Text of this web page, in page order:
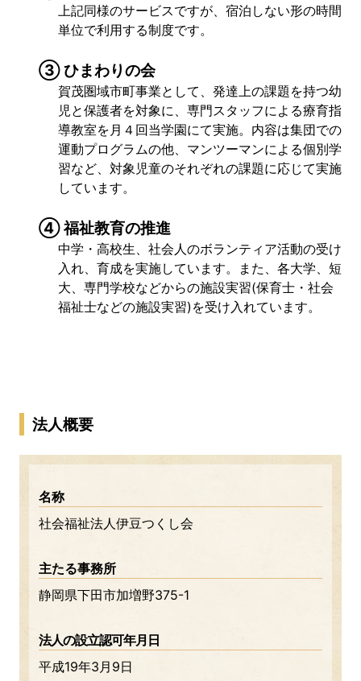
上記同様のサービスですが、宿泊しない形の時間
単位で利用する制度です。
③ ひまわりの会
賀茂圏域市町事業として、発達上の課題を持つ幼
児と保護者を対象に、専門スタッフによる療育指
導教室を月４回当学園にて実施。内容は集団での
運動プログラムの他、マンツーマンによる個別学
習など、対象児童のそれぞれの課題に応じて実施
しています。
④ 福祉教育の推進
中学・高校生、社会人のボランティア活動の受け
入れ、育成を実施しています。また、各大学、短
大、専門学校などからの施設実習(保育士・社会
福祉士などの施設実習)を受け入れています。
法人概要
名称
社会福祉法人伊豆つくし会
主たる事務所
静岡県下田市加増野375-1
法人の設立認可年月日
平成19年3月9日